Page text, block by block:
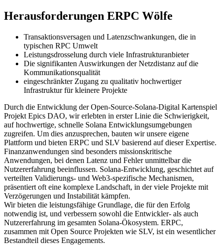
Herausforderungen ERPC Wölfe
Transaktionsversagen und Latenzschwankungen, die in
typischen RPC Umwelt
Leistungsdrosselung durch viele Infrastrukturanbieter
Die signifikanten Auswirkungen der Netzdistanz auf die
Kommunikationsqualität
eingeschränkter Zugang zu qualitativ hochwertiger
Infrastruktur für kleinere Projekte
Durch die Entwicklung der Open-Source-Solana-Digital Kartenspiel
Projekt Epics DAO, wir erlebten in erster Linie die Schwierigkeit,
auf hochwertige, schnelle Solana Entwicklungsumgebungen
zugreifen. Um dies anzusprechen, bauten wir unsere eigene
Plattform und bieten ERPC und SLV basierend auf dieser Expertise.
Finanzanwendungen sind besonders missionskritische
Anwendungen, bei denen Latenz und Fehler unmittelbar die
Nutzererfahrung beeinflussen. Solana-Entwicklung, geschichtet auf
verteilten Validierungs- und Web3-spezifische Mechanismen,
präsentiert oft eine komplexe Landschaft, in der viele Projekte mit
Verzögerungen und Instabilität kämpfen.
Wir bieten die leistungsfähige Grundlage, die für den Erfolg
notwendig ist, und verbessern sowohl die Entwickler- als auch
Nutzererfahrung im gesamten Solana-Ökosystem. ERPC,
zusammen mit Open Source Projekten wie SLV, ist ein wesentlicher
Bestandteil dieses Engagements.